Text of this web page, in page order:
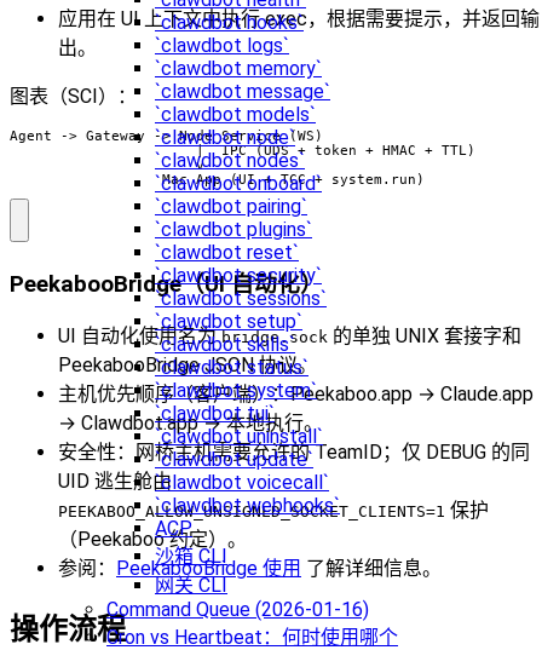
`clawdbot hooks`
`clawdbot logs`
`clawdbot memory`
`clawdbot message`
`clawdbot models`
`clawdbot node`
`clawdbot nodes`
`clawdbot onboard`
`clawdbot pairing`
`clawdbot plugins`
`clawdbot reset`
`clawdbot security`
`clawdbot sessions`
`clawdbot setup`
`clawdbot skills`
`clawdbot status`
`clawdbot system`
`clawdbot tui`
`clawdbot uninstall`
`clawdbot update`
`clawdbot voicecall`
`clawdbot webhooks`
ACP
沙箱 CLI
网关 CLI
Command Queue (2026-01-16)
Cron vs Heartbeat：何时使用哪个
应用在 UI 上下文中执行 exec，根据需要提示，并返回输
出。
图表（SCI）：
Agent -> Gateway -> Node Service (WS)
                      |  IPC (UDS + token + HMAC + TTL)
                      v
                  Mac App (UI + TCC + system.run)
PeekabooBridge（UI 自动化）
UI 自动化使用名为bridge.sock 的单独 UNIX 套接字和
PeekabooBridge JSON 协议。
主机优先顺序（客户端）：Peekaboo.app → Claude.app
→ Clawdbot.app → 本地执行。
安全性：网桥主机需要允许的 TeamID；仅 DEBUG 的同
UID 逃生舱由
PEEKABOO_ALLOW_UNSIGNED_SOCKET_CLIENTS=1 保护
（Peekaboo 约定）。
参阅：
PeekabooBridge 使用 了解详细信息。
操作流程